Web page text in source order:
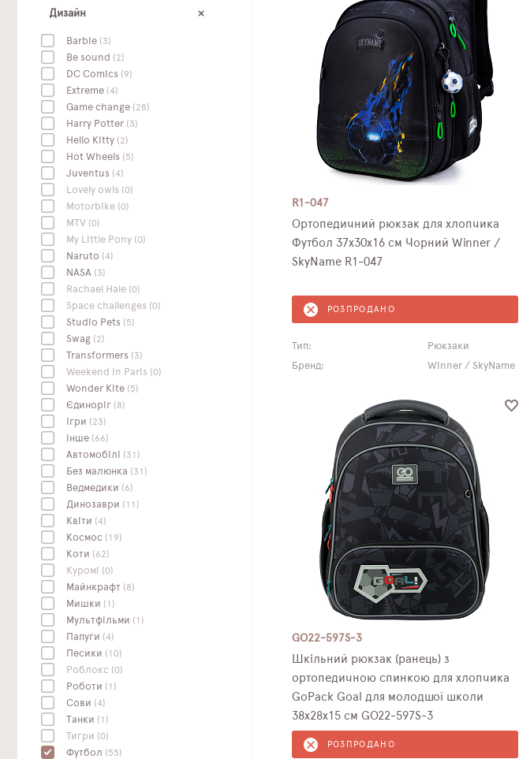
Дизайн
Barbie (3)
Be sound (2)
DC Сomics (9)
Extreme (4)
Game change (28)
Harry Potter (3)
Hello Kitty (2)
Hot Wheels (5)
Juventus (4)
Lovely owls (0)
Motorbike (0)
MTV (0)
My Little Pony (0)
Naruto (4)
NASA (3)
Rachael Hale (0)
Space challenges (0)
Studio Pets (5)
Swag (2)
Transformers (3)
Weekend In Paris (0)
Wonder Kite (5)
Єдиноріг (8)
Ігри (23)
Інше (66)
Автомобілі (31)
Без малюнка (31)
Ведмедики (6)
Динозаври (11)
Квіти (4)
Космос (19)
Коти (62)
Куромі (0)
Майнкрафт (8)
Мишки (1)
Мультфільми (1)
Папуги (4)
Песики (10)
Роблокс (0)
Роботи (1)
Сови (4)
Танки (1)
Тигри (0)
Футбол (55)
R1-047
Ортопедичний рюкзак для хлопчика
Футбол 37х30х16 см Чорний Winner /
SkyName R1-047
РОЗПРОДАНО
Тип:
Рюкзаки
Бренд:
Winner / SkyName
GO22-597S-3
Шкільний рюкзак (ранець) з
ортопедичною спинкою для хлопчика
GoPack Goal для молодшої школи
38х28х15 см GO22-597S-3
РОЗПРОДАНО